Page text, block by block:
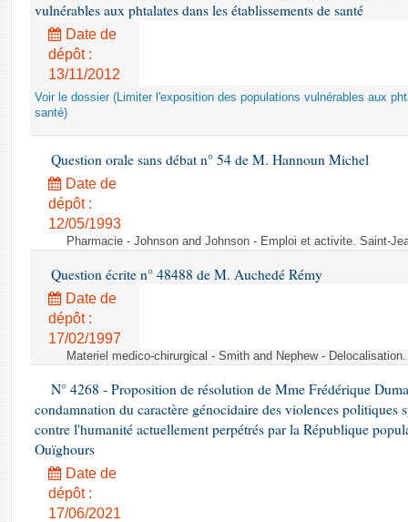
vulnérables aux phtalates dans les établissements de santé
Date de
dépôt :
13/11/2012
Voir le dossier (Limiter l'exposition des populations vulnérables aux
santé)
Question orale sans débat n° 54 de M. Hannoun Michel
Date de
dépôt :
12/05/1993
Pharmacie - Johnson and Johnson - Emploi et activite. Saint-
Question écrite n° 48488 de M. Auchedé Rémy
Date de
dépôt :
17/02/1997
Materiel medico-chirurgical - Smith and Nephew -
N° 4268 - Proposition de résolution de Mme Frédérique
condamnation du caractère génocidaire des violences politiques
contre l'humanité actuellement perpétrés par la République
Ouïghours
Date de
dépôt :
17/06/2021